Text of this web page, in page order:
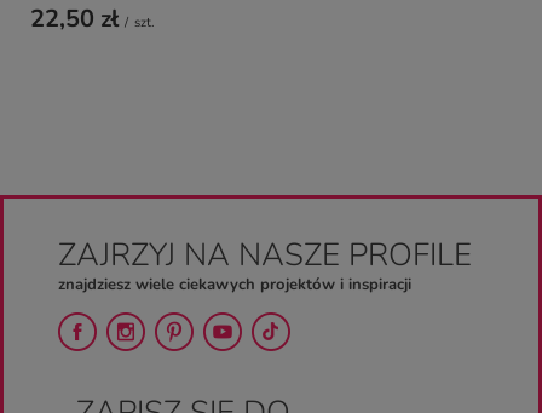
22,50 zł / szt.
ZAJRZYJ NA NASZE PROFILE
znajdziesz wiele ciekawych projektów i inspiracji